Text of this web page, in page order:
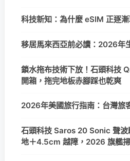
科技新知：為什麼 eSIM 正逐
移居馬來西亞前必讀：2026年
鎖水拖布技術下放！石頭科技
開箱，拖完地板赤腳踩也乾爽
2026年美國旅行指南：台灣旅
石頭科技 Saros 20 Sonic 聲波
地＋4.5cm 越障，2026 旗艦